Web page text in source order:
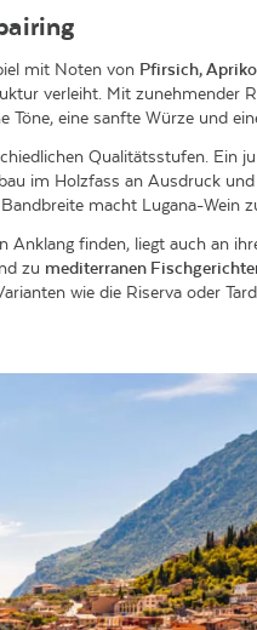
mit Noten von Pfirsich,
verleiht. Mit
eine sanfte Würze und
Qualitätsstufen . Ein
im Holzfass an Ausdruck
macht Lugana-
Anklang finden, liegt auch an
zu mediterranen
wie die Riserva oder